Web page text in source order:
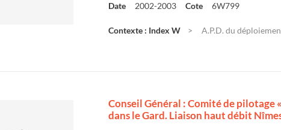
Date 2002-2003 Cote 6W799
Contexte : Index W A.P.D. du
Conseil Général : Comité de pilotage
dans le Gard. Liaison haut débit